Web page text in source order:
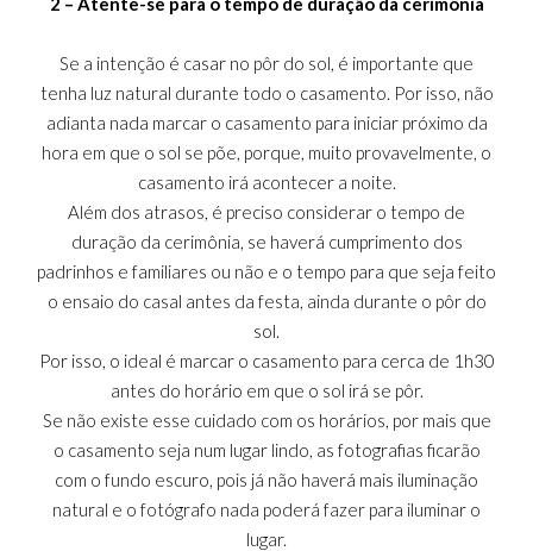
Se a intenção é casar no pôr do sol, é importante que
tenha luz natural durante todo o casamento. Por isso, não
adianta nada marcar o casamento para iniciar próximo da
hora em que o sol se põe, porque, muito provavelmente, o
casamento irá acontecer a noite.
Além dos atrasos, é preciso considerar o tempo de
duração da cerimônia, se haverá cumprimento dos
padrinhos e familiares ou não e o tempo para que seja feito
o ensaio do casal antes da festa, ainda durante o pôr do
sol.
Por isso, o ideal é marcar o casamento para cerca de 1h30
antes do horário em que o sol irá se pôr.
Se não existe esse cuidado com os horários, por mais que
o casamento seja num lugar lindo, as fotografias ficarão
com o fundo escuro, pois já não haverá mais iluminação
natural e o fotógrafo nada poderá fazer para iluminar o
lugar.